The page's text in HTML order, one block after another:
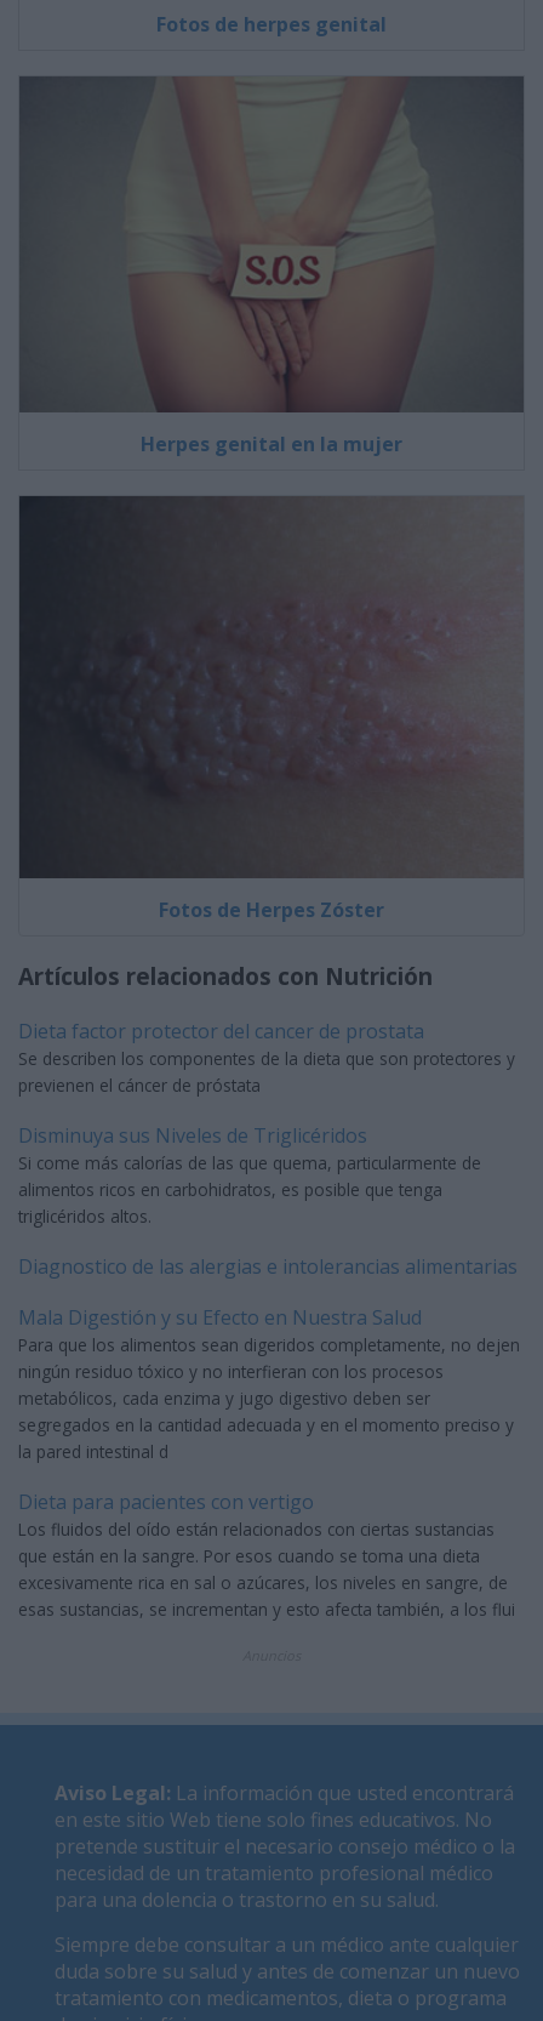
Fotos de herpes genital
Herpes genital en la mujer
Fotos de Herpes Zóster
Artículos relacionados con Nutrición
Dieta factor protector del cancer de prostata
Se describen los componentes de la dieta que son protectores y
previenen el cáncer de próstata
Disminuya sus Niveles de Triglicéridos
Si come más calorías de las que quema, particularmente de
alimentos ricos en carbohidratos, es posible que tenga
triglicéridos altos.
Diagnostico de las alergias e intolerancias alimentarias
Mala Digestión y su Efecto en Nuestra Salud
Para que los alimentos sean digeridos completamente, no dejen
ningún residuo tóxico y no interfieran con los procesos
metabólicos, cada enzima y jugo digestivo deben ser
segregados en la cantidad adecuada y en el momento preciso y
la pared intestinal d
Dieta para pacientes con vertigo
Los fluidos del oído están relacionados con ciertas sustancias
que están en la sangre. Por esos cuando se toma una dieta
excesivamente rica en sal o azúcares, los niveles en sangre, de
esas sustancias, se incrementan y esto afecta también, a los flui
Aviso Legal: La información que usted encontrará
en este sitio Web tiene solo fines educativos. No
pretende sustituir el necesario consejo médico o la
necesidad de un tratamiento profesional médico
para una dolencia o trastorno en su salud.
Siempre debe consultar a un médico ante cualquier
duda sobre su salud y antes de comenzar un nuevo
tratamiento con medicamentos, dieta o programa